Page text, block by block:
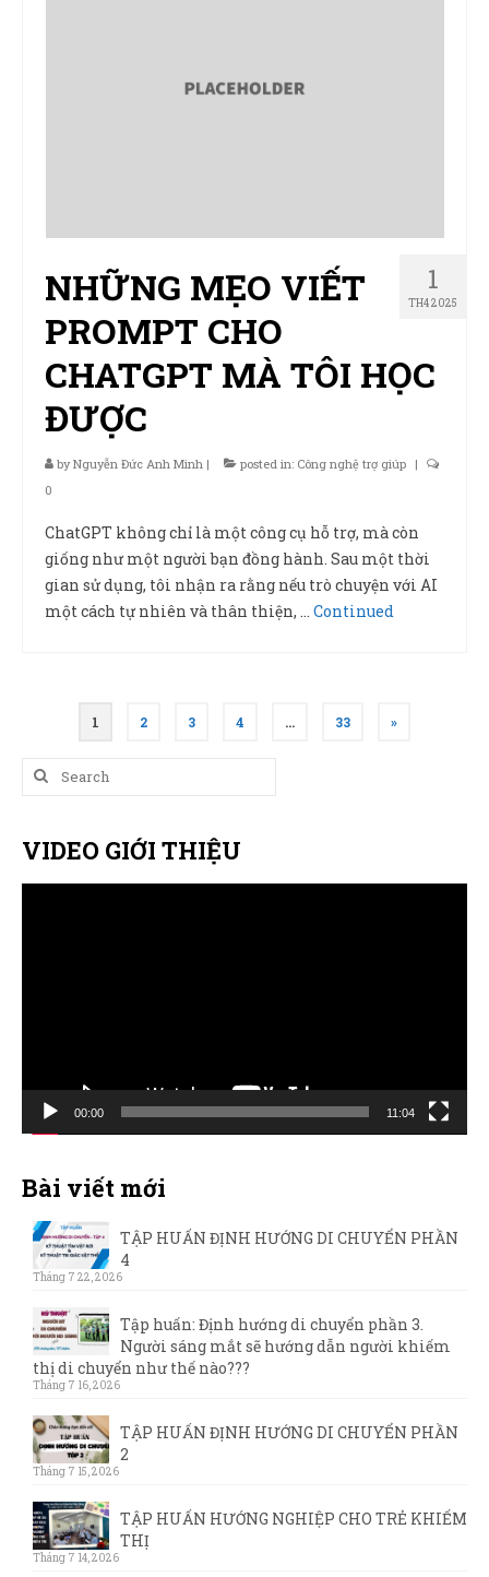
1
TH4 2025
NHỮNG MẸO VIẾT
PROMPT CHO
CHATGPT MÀ TÔI HỌC
ĐƯỢC
byNguyễn Đức Anh Minh | posted in: Công nghệ trợ giúp |
0
ChatGPT không chỉ là một công cụ hỗ trợ, mà còn
giống như một người bạn đồng hành. Sau một thời
gian sử dụng, tôi nhận ra rằng nếu trò chuyện với AI
một cách tự nhiên và thân thiện, … Continued
Phân
trang
bài
viết
1 2 3 4 … 33 »
Search
for:
VIDEO GIỚI THIỆU
00:00 11:04
Bài viết mới
TẬP HUẤN ĐỊNH HƯỚNG DI CHUYỂN PHẦN
4
Tháng 7 22, 2026
Tập huấn: Định hướng di chuyển phần 3.
Người sáng mắt sẽ hướng dẫn người khiếm
thị di chuyển như thế nào???
Tháng 7 16, 2026
TẬP HUẤN ĐỊNH HƯỚNG DI CHUYỂN PHẦN
2
Tháng 7 15, 2026
TẬP HUẤN HƯỚNG NGHIỆP CHO TRẺ KHIẾM
THỊ
Tháng 7 14, 2026